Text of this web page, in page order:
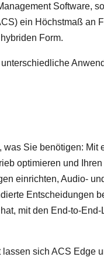
Software,
ein Höchstmaß an
Form.
Sie benötigen:
optimieren und
einrichten, Audio-
Entscheidungen
mit den End-to-
sich ACS Edge